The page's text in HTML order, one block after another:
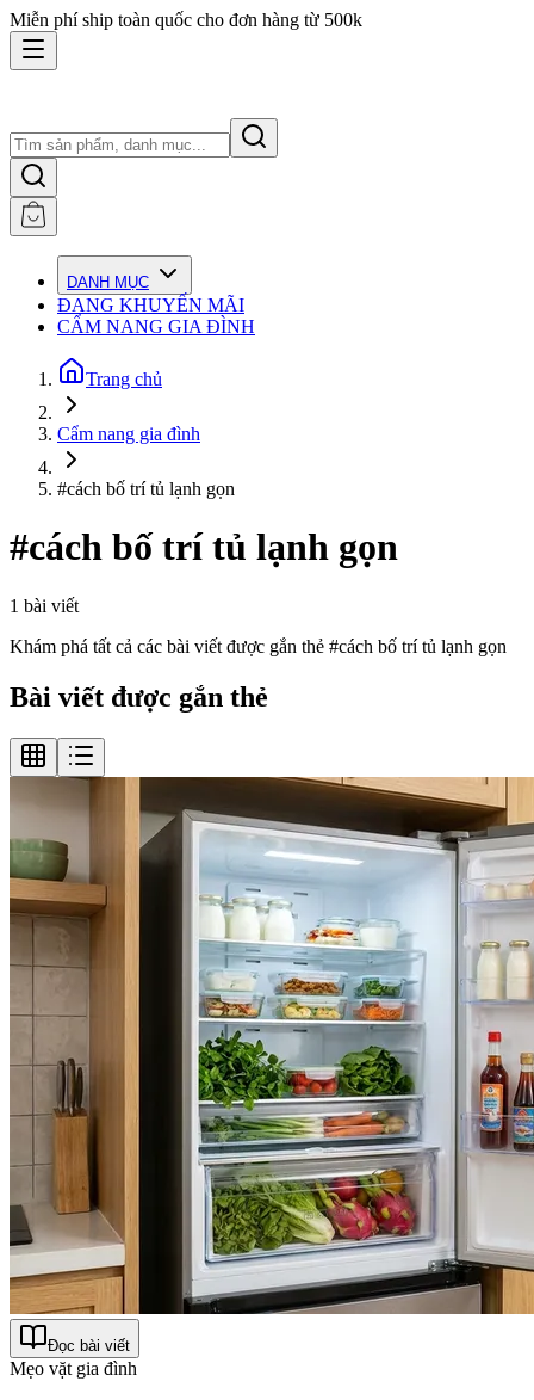
Miễn phí ship toàn quốc cho đơn hàng từ 500k
DANH MỤC
ĐANG KHUYẾN MÃI
CẨM NANG GIA ĐÌNH
Trang chủ
Cẩm nang gia đình
#cách bố trí tủ lạnh gọn
#cách bố trí tủ lạnh gọn
1 bài viết
Khám phá tất cả các bài viết được gắn thẻ #cách bố trí tủ lạnh gọn
Bài viết được gắn thẻ
Đọc bài viết
Mẹo vặt gia đình